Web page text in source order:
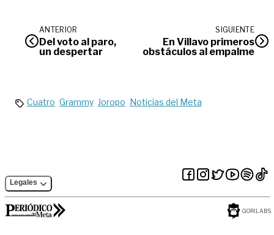
ANTERIOR
Del voto al paro,
un despertar
SIGUIENTE
En Villavo primeros
obstáculos al empalme
Cuatro Grammy Joropo Noticias del Meta
Legales
GORILABS